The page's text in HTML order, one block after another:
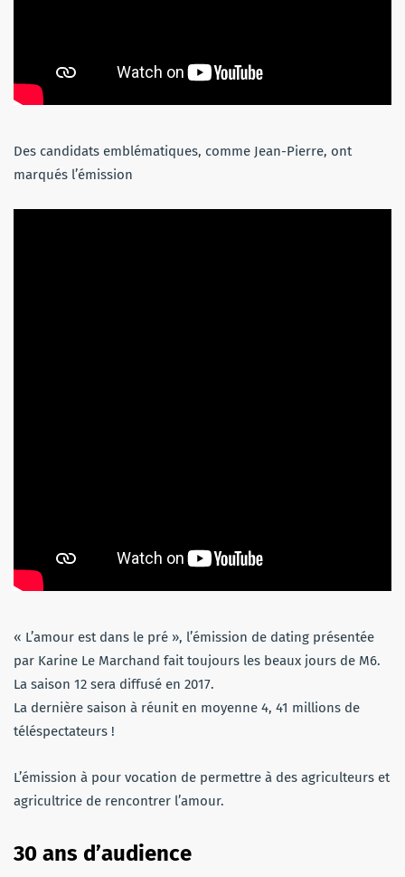
Des candidats emblématiques, comme Jean-Pierre, ont
marqués l’émission
« L’amour est dans le pré », l’émission de dating présentée
par Karine Le Marchand fait toujours les beaux jours de M6.
La saison 12 sera diffusé en 2017.
La dernière saison à réunit en moyenne 4, 41 millions de
téléspectateurs !
L’émission à pour vocation de permettre à des agriculteurs et
agricultrice de rencontrer l’amour.
30 ans d’audience